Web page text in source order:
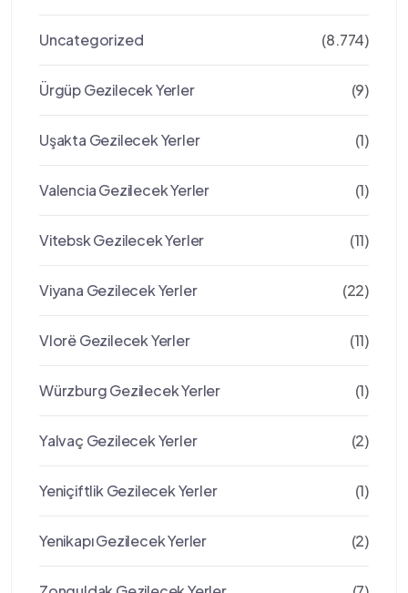
Uncategorized (8.774)
Ürgüp Gezilecek Yerler (9)
Uşakta Gezilecek Yerler (1)
Valencia Gezilecek Yerler (1)
Vitebsk Gezilecek Yerler (11)
Viyana Gezilecek Yerler (22)
Vlorë Gezilecek Yerler (11)
Würzburg Gezilecek Yerler (1)
Yalvaç Gezilecek Yerler (2)
Yeniçiftlik Gezilecek Yerler (1)
Yenikapı Gezilecek Yerler (2)